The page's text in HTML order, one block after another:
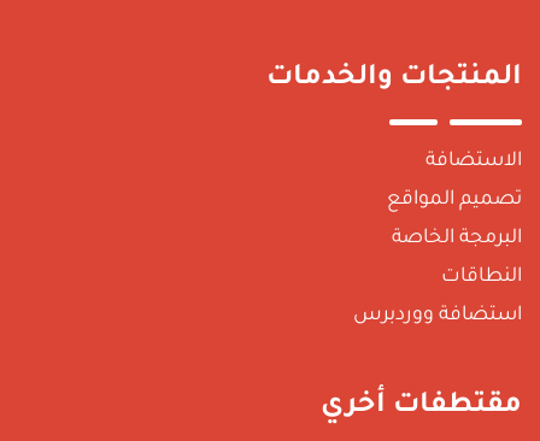
والخدمات
المواقع
الخاصة
ووردبرس
أخري